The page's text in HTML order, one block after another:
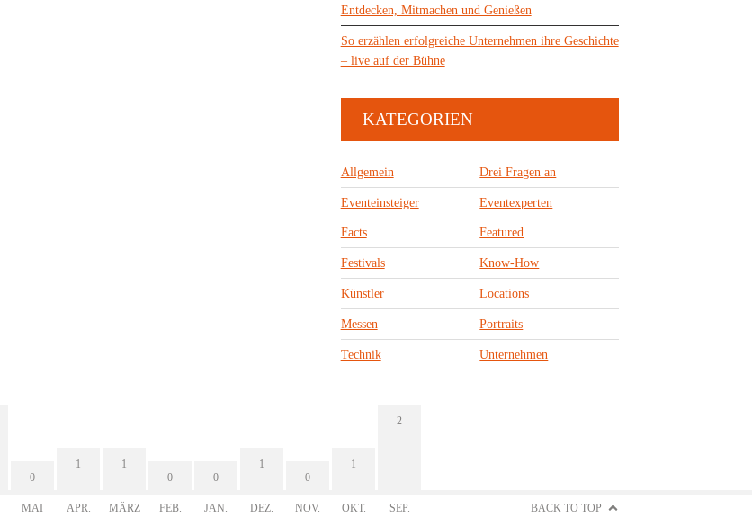
Entdecken, Mitmachen und Genießen
So erzählen erfolgreiche Unternehmen ihre Geschichte
– live auf der Bühne
KATEGORIEN
Allgemein Drei Fragen an
Eventeinsteiger Eventexperten
Facts Featured
Festivals Know-How
Künstler Locations
Messen Portraits
Technik Unternehmen
0
MAI
1
APR.
1
MÄRZ
0
FEB.
0
JAN.
1
DEZ.
0
NOV.
1
OKT.
2
SEP. BACK TO TOP